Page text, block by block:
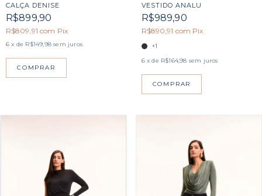
CALÇA DENISE
R$899,90
R$809,91com Pix
6 x de R$149,98 sem juros
COMPRAR
VESTIDO ANALU
R$989,90
R$890,91 com Pix
+1
6 x de R$164,98 sem juros
COMPRAR